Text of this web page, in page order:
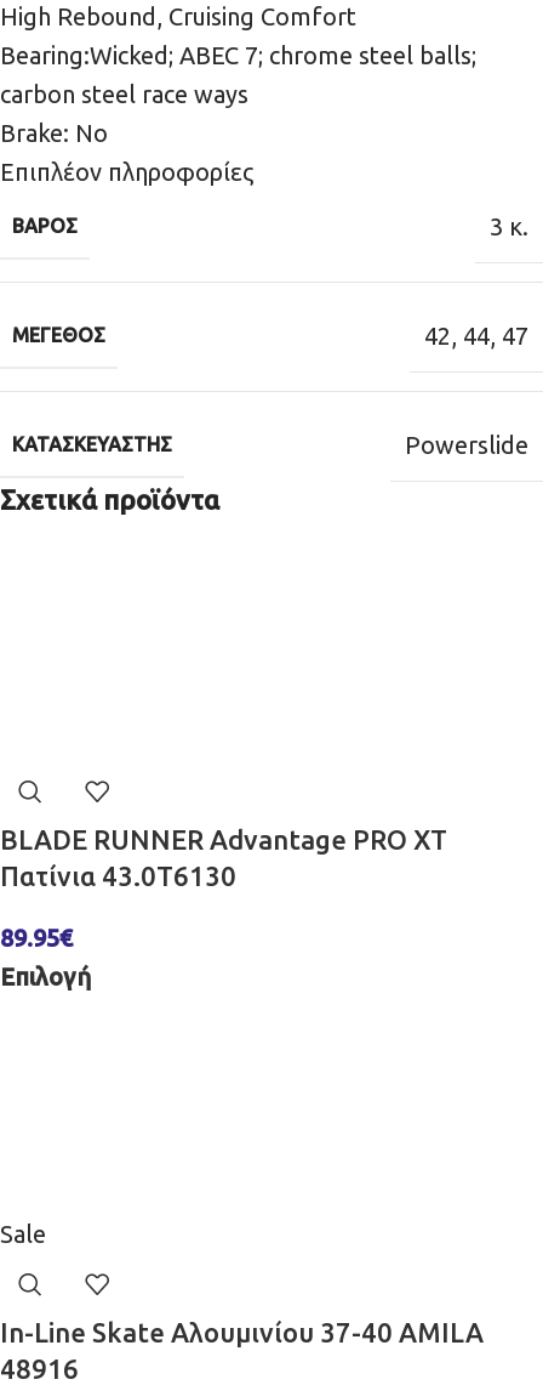
High Rebound, Cruising Comfort
Bearing:Wicked; ABEC 7; chrome steel balls;
carbon steel race ways
Brake: No
Επιπλέον πληροφορίες
ΒΆΡΟΣ 3 κ.
ΜΈΓΕΘΟΣ 42, 44, 47
ΚΑΤΑΣΚΕΥΑΣΤΉΣ Powerslide
Σχετικά προϊόντα
BLADE RUNNER Advantage PRO XT
Πατίνια 43.0T6130
89.95€
Επιλογή
Sale
In-Line Skate Αλουμινίου 37-40 AMILA
48916